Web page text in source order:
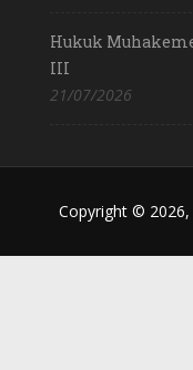
Hukuk
III
21/07/2026
Copyright © 2026,